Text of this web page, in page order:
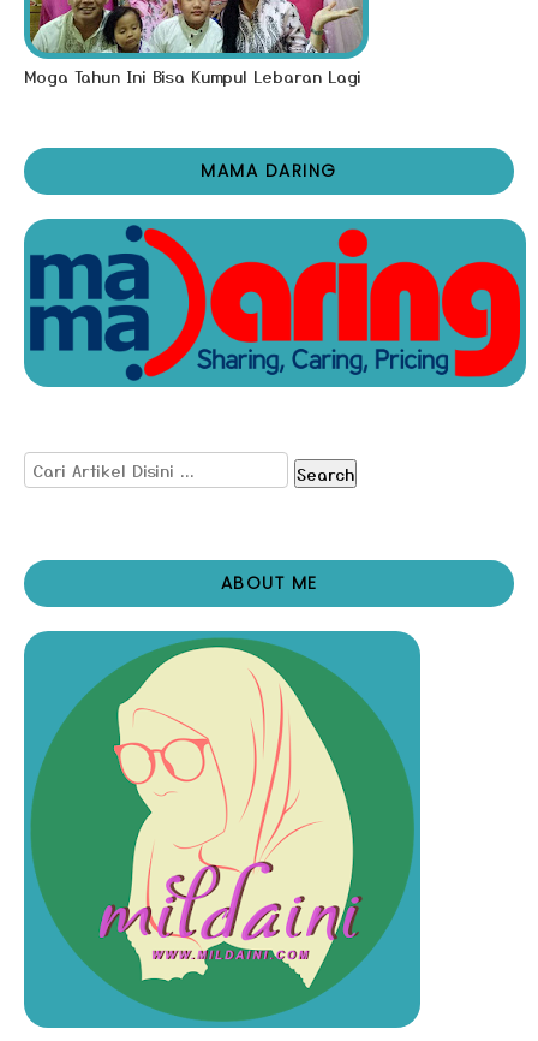
Moga Tahun Ini Bisa Kumpul Lebaran Lagi
MAMA DARING
Search
ABOUT ME